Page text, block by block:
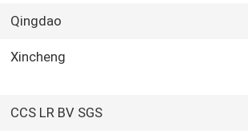
Qingdao
Xincheng
CCS LR BV SGS